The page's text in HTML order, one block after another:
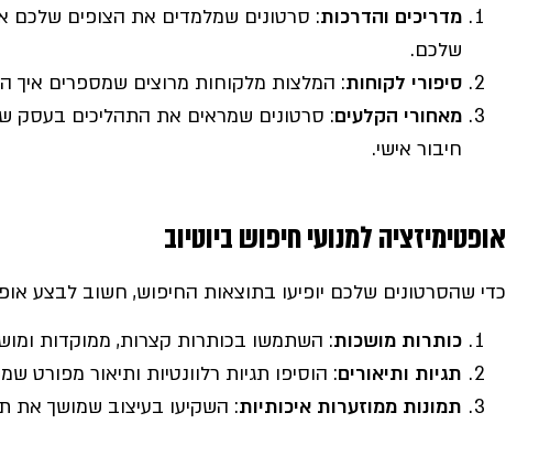
מדריכים והדרכות: סרטונים שמלמדים את הצופים שלכם
שלכם.
סיפורי לקוחות: המלצות מלקוחות מרוצים שמספרים איך
מאחורי הקלעים: סרטונים שמראים את התהליכים בעסק
חיבור אישי.
אופטימיזציה למנועי חיפוש ביוטיוב
כדי שהסרטונים שלכם יופיעו בתוצאות החיפוש, חשוב לבצע
כותרות מושכות: השתמשו בכותרות קצרות, ממוקדות
תגיות ותיאורים: הוסיפו תגיות רלוונטיות ותיאור מפורט
תמונות ממוזערות איכותיות: השקיעו בעיצוב שמושך את